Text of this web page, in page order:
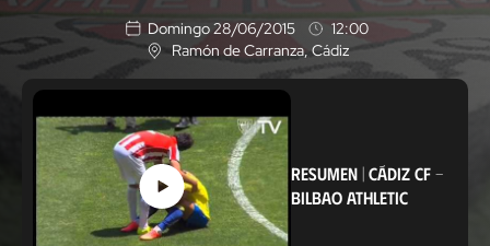
Domingo 28/06/2015
12:00
U
b
i
c
a
c
ó
n
Ramón de Carranza, Cádiz
RESUMEN| CÁDIZ CF-
BILBAO ATHLETIC